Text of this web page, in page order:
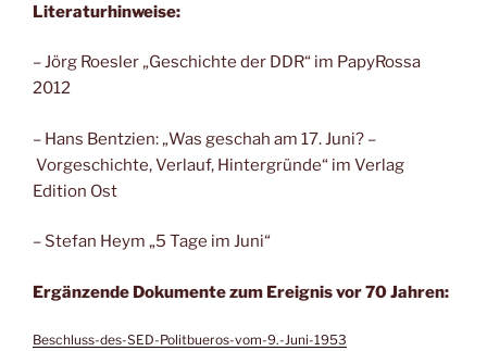
Literaturhinweise:
– Jörg Roesler „Geschichte der DDR“ im PapyRossa
2012
– Hans Bentzien: „Was geschah am 17. Juni? –
Vorgeschichte, Verlauf, Hintergründe“ im Verlag
Edition Ost
– Stefan Heym „5 Tage im Juni“
Ergänzende Dokumente zum Ereignis vor 70 Jahren:
Beschluss-des-SED-Politbueros-vom-9.-Juni-1953